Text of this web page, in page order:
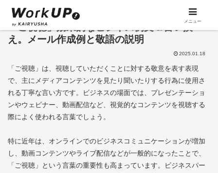
「ご視聴」効果的なビジネス例文＆言い換
え。メール作成例と敬語の説明
2025.01.18
「ご視聴」は、視聴していただくことに対する敬意を表す表現
で、主にメディアコンテンツを見たり聞いたりする行為に使用さ
れる丁寧な言い方です。ビジネスの場面では、プレゼンテーショ
ンやウェビナー、動画配信など、視覚的なコンテンツを視聴する
際によく使われる言葉でしょう。
特に近年は、オンラインでのビジネスコミュニケーションが増加
し、動画コンテンツやライブ配信などが一般的になったことで、
「ご視聴」という言葉の重要性も高まっています。ビジネスパー
メニュー